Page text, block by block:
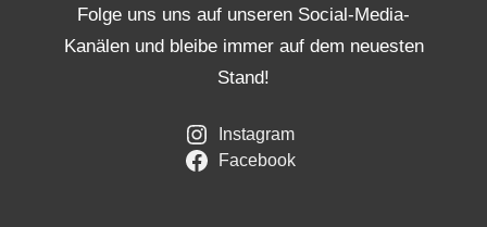
Folge uns uns auf unseren Social-Media-
Kanälen und bleibe immer auf dem neuesten
Stand!
Instagram
Facebook